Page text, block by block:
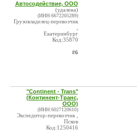
Автосодействие, ООО
(удалена)
(ИНН:6672205289)
Грузовладелец-перевозчик
Екатеринбург
Код:35870
#6
"Continent - Trans"
(Континент-Транс,
ООО)
(ИНН:6027120610)
Экспедитор-перевозчик ,
Псков
Код:1250416